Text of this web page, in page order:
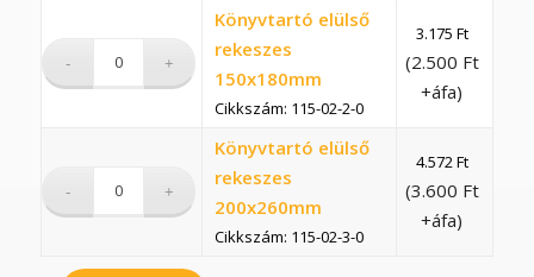
Könyvtartó elülső
rekeszes
150x180mm
Cikkszám: 115-02-2-0
3.175 Ft
(2.500 Ft
+áfa)
Könyvtartó elülső
rekeszes
200x260mm
Cikkszám: 115-02-3-0
4.572Ft
(3.600 Ft
+áfa)